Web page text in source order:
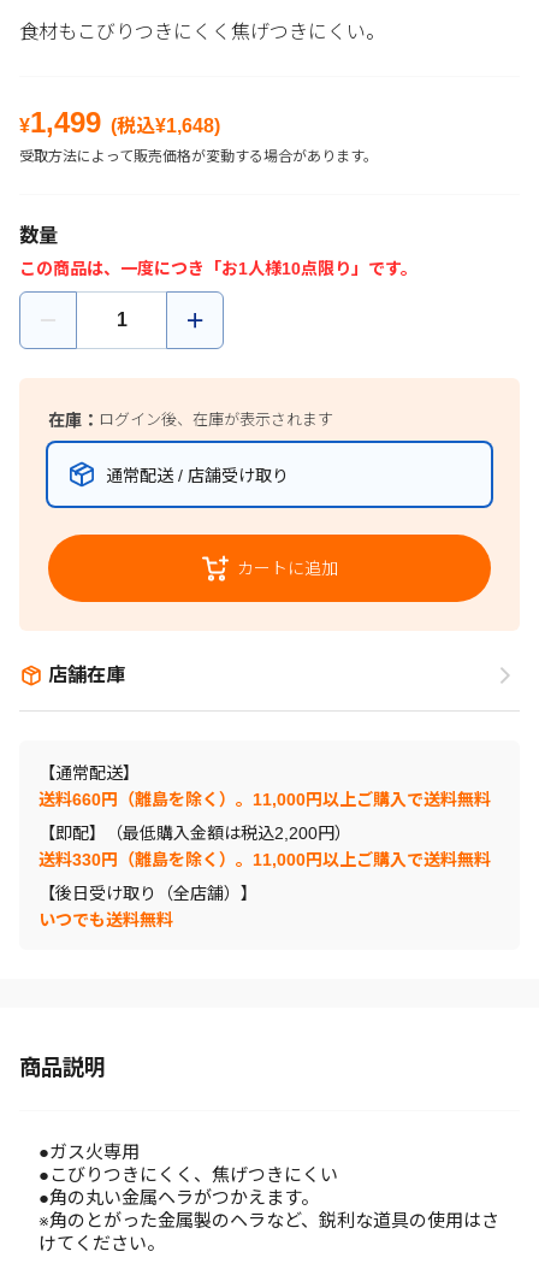
食材もこびりつきにくく焦げつきにくい。
¥1,499 (税込¥1,648)
受取方法によって販売価格が変動する場合があります。
数量
この商品は、一度につき「お1人様10点限り」です。
在庫： ログイン後、在庫が表示されます
通常配送 / 店舗受け取り
カートに追加
店舗在庫
【通常配送】
送料660円（離島を除く）。11,000円以上ご購入で送料無料
【即配】（最低購入金額は税込2,200円）
送料330円（離島を除く）。11,000円以上ご購入で送料無料
【後日受け取り（全店舗）】
いつでも送料無料
商品説明
●ガス火専用
●こびりつきにくく、焦げつきにくい
●角の丸い金属ヘラがつかえます。
※角のとがった金属製のヘラなど、鋭利な道具の使用はさ
けてください。